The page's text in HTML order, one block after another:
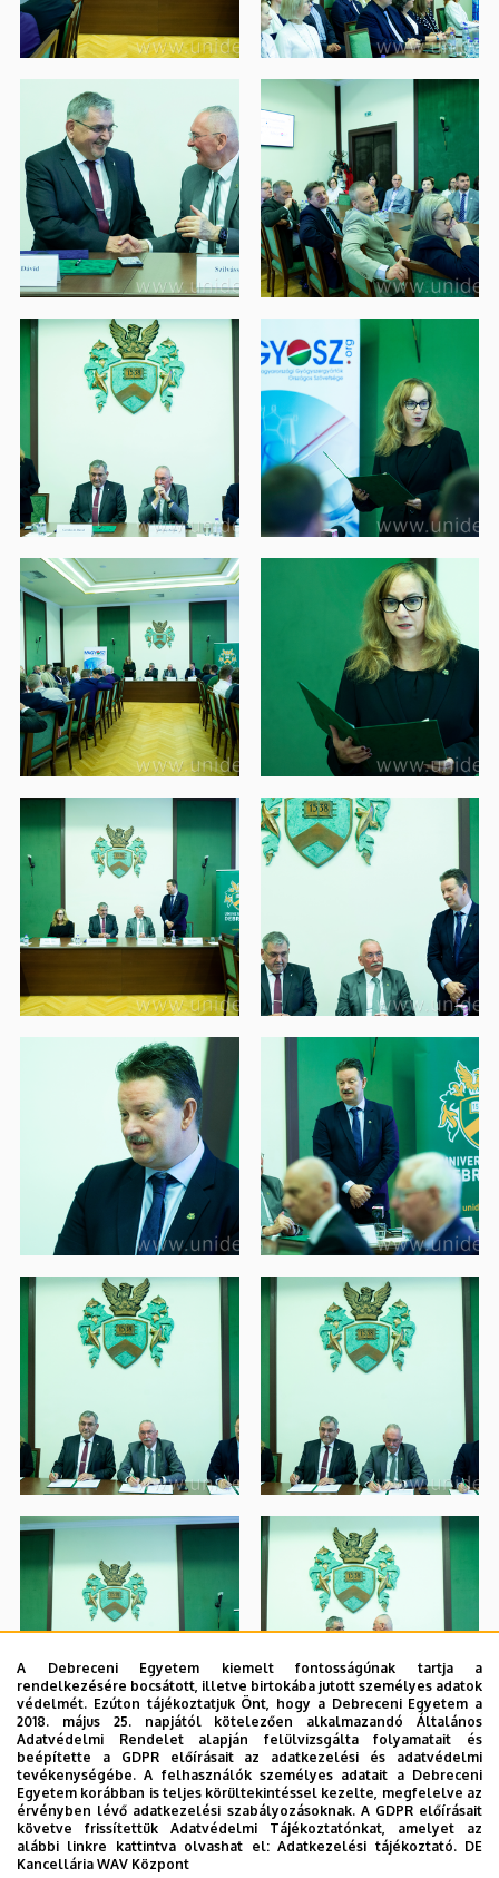
A Debreceni Egyetem kiemelt fontosságúnak tartja a
rendelkezésére bocsátott, illetve birtokába jutott személyes adatok
védelmét. Ezúton tájékoztatjuk Önt, hogy a Debreceni Egyetem a
2018. május 25. napjától kötelezően alkalmazandó Általános
Adatvédelmi Rendelet alapján felülvizsgálta folyamatait és
beépítette a GDPR előírásait az adatkezelési és adatvédelmi
tevékenységébe. A felhasználók személyes adatait a Debreceni
Egyetem korábban is teljes körültekintéssel kezelte, megfelelve az
érvényben lévő adatkezelési szabályozásoknak. A GDPR előírásait
követve frissítettük Adatvédelmi Tájékoztatónkat, amelyet az
alábbi linkre kattintva olvashat el:Adatkezelési tájékoztató. DE
Kancellária WAV Központ